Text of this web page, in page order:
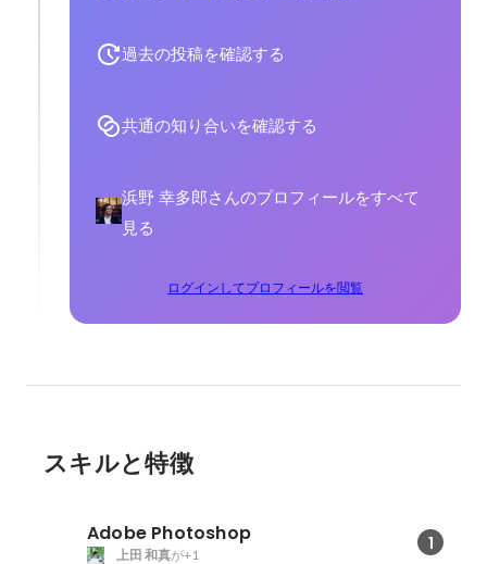
過去の投稿を確認する
共通の知り合いを確認する
浜野 幸多郎さんのプロフィールをすべて
見る
ログインしてプロフィールを閲覧
スキルと特徴
Adobe Photoshop 1
上田 和真が+1